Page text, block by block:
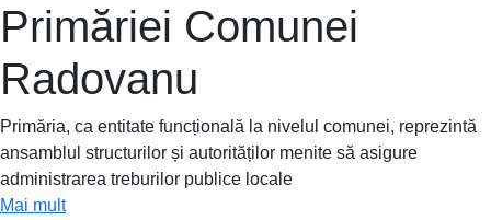
Primăriei Comunei
Radovanu
Primăria, ca entitate funcțională la nivelul comunei, reprezintă
ansamblul structurilor și autorităților menite să asigure
administrarea treburilor publice locale
Mai mult